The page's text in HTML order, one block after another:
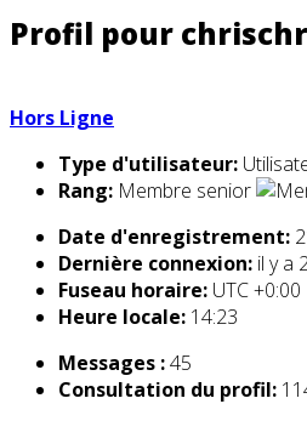
Profil pour
Hors Ligne
Type d'utilisateur:
Rang: Membre senior
Date d'enregistrement:
Dernière connexion: il y a
Fuseau horaire: UTC +0:00
Heure locale: 14:23
Messages :45
Consultation du profil: